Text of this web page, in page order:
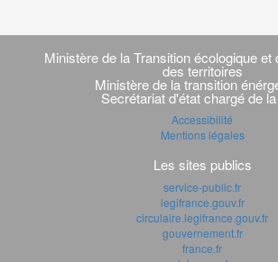
Navigation
transverse
Ministère de la Transition écologique et
des territoires
Ministère de la transition
Secrétariat d'état chargé de
Accessibilité
Mentions légales
Les sites publics
service-public.fr
legifrance.gouv.fr
circulaire.legifrance.gouv.fr
gouvernement.fr
france.fr